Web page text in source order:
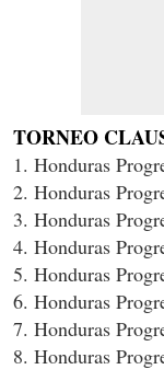
TORNEO
1. Honduras
2. Honduras
3. Honduras
4. Honduras
5. Honduras
6. Honduras
7. Honduras
8. Honduras